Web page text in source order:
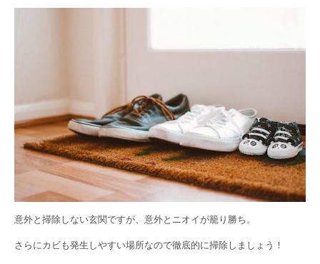
意外と掃除しない玄関ですが、意外とニオイが籠り勝ち。
さらにカビも発生しやすい場所なので徹底的に掃除しましょう！